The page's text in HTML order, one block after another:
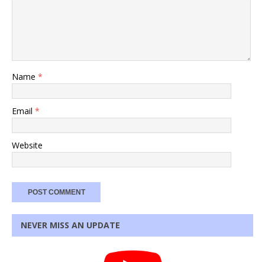
Name *
Email *
Website
NEVER MISS AN UPDATE